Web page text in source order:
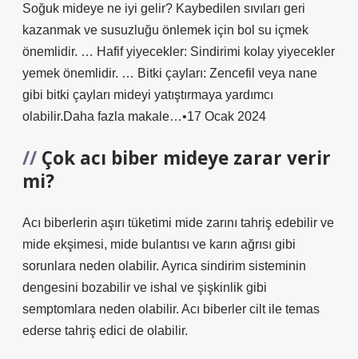
Soğuk mideye ne iyi gelir? Kaybedilen sıvıları geri
kazanmak ve susuzluğu önlemek için bol su içmek
önemlidir. … Hafif yiyecekler: Sindirimi kolay yiyecekler
yemek önemlidir. … Bitki çayları: Zencefil veya nane
gibi bitki çayları mideyi yatıştırmaya yardımcı
olabilir.Daha fazla makale…•17 Ocak 2024
Çok acı biber mideye zarar verir
mi?
Acı biberlerin aşırı tüketimi mide zarını tahriş edebilir ve
mide ekşimesi, mide bulantısı ve karın ağrısı gibi
sorunlara neden olabilir. Ayrıca sindirim sisteminin
dengesini bozabilir ve ishal ve şişkinlik gibi
semptomlara neden olabilir. Acı biberler cilt ile temas
ederse tahriş edici de olabilir.